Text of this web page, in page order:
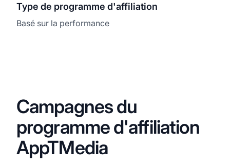
Type de programme d'affiliation
Basé sur la performance
Campagnes du
programme d'affiliation
AppTMedia